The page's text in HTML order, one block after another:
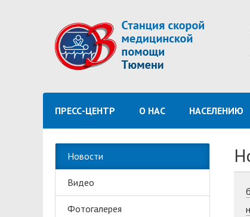
ПРЕСС-ЦЕНТР О НАС НАСЕЛЕНИЮ
Новости
Видео
Фотогалерея